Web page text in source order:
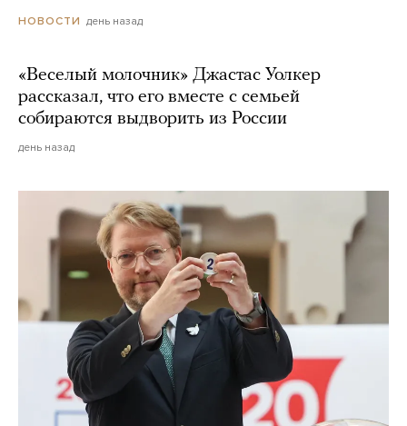
НОВОСТИ день назад
«Веселый молочник» Джастас Уолкер
рассказал, что его вместе с семьей
собираются выдворить из России
день назад